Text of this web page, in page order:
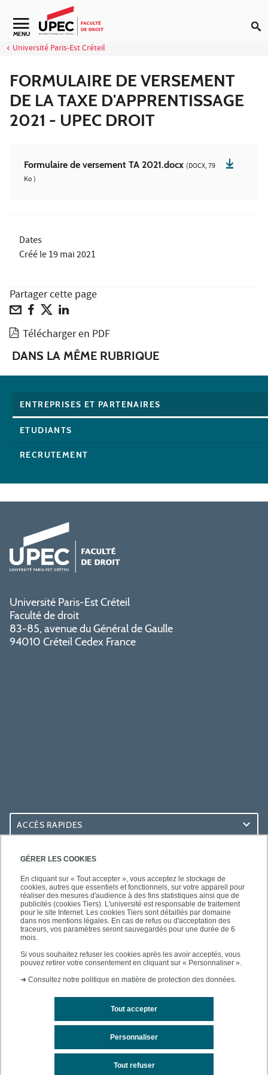
GÉRER LES COOKIES
En cliquant sur « Tout accepter », vous acceptez le stockage de
cookies, autres que essentiels et fonctionnels, sur votre appareil pour
réaliser des mesures d'audience à des fins statistiques ainsi que de
publicités (cookies Tiers). L'université est responsable de traitement
pour le site Internet. Les cookies Tiers sont détaillés par domaine
dans nos mentions légales. En cas de refus ou d'acceptation des
traceurs, vos paramètres seront sauvegardés pour une durée de 6
mois.
Si vous souhaitez refuser les cookies après les avoir acceptés, vous
pouvez retirer votre consentement en cliquant sur « Personnaliser ».
➜ Consultez notre politique en matière de protection des données.
Tout accepter
Tout refuser
Personnaliser
Aller au contenu
Navigation secondaire
MENU
Université Paris-Est Créteil
FORMULAIRE DE VERSEMENT
DE LA TAXE D'APPRENTISSAGE
2021 - UPEC DROIT
Formulaire de versement TA 2021.docx (DOCX, 79
Ko )
Dates
Créé le19 mai 2021
Partager cette page
Télécharger en PDF
DANS LA MÊME RUBRIQUE
ENTREPRISES ET PARTENAIRES
ETUDIANTS
RECRUTEMENT
Université Paris-Est Créteil
Faculté de droit
83-85, avenue du Général de Gaulle
94010 Créteil Cedex France
ACCÈS RAPIDES
ACCÈS PRATIQUES
SUIVEZ-NOUS
Contacts
Plan du site